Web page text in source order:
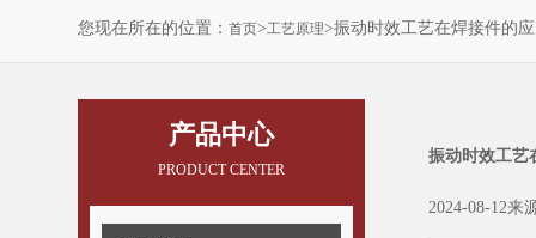
您现在所在的位置： 首页>工艺原理>振动时效工艺在焊接件的
产品中心
PRODUCT CENTER
振动时效工艺
2024-08-12来